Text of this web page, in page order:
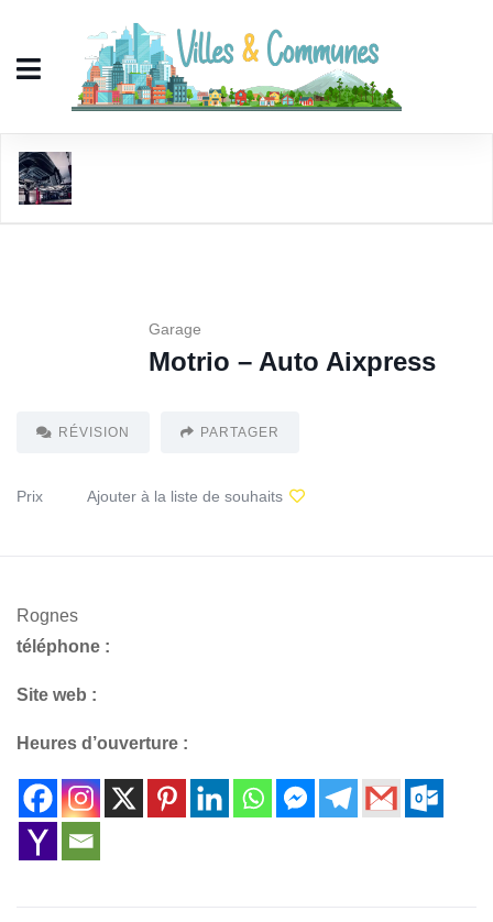
Garage
Motrio – Auto Aixpress
RÉVISION PARTAGER
Prix Ajouter à la liste de souhaits
Rognes
téléphone :
Site web :
Heures d’ouverture :